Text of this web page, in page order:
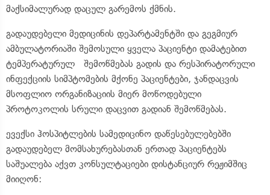
მაქსიმალურად დაცულ გარემოს ქმნის.
გადაუდებელი მედიცინის დეპარტამენტში და გეგმიურ
ამბულატორიაში შემოსული ყველა პაციენტი დამატებით
ტემპერატურულ შემოწმებას გადის და რესპირატორული
ინფექციის სიმპტომების მქონე პაციენტები, ჯანდაცვის
მსოფლიო ორგანიზაციის მიერ მოწოდებული
პროტოკოლის სრული დაცვით გადიან შემოწმებას.
ევექსი ჰოსპიტლების სამედიცინო დაწესებულებებში
გადაუდებელ მომსახურებასთან ერთად პაციენტებს
საშუალება აქვთ კონსულტაციები დისტანციურ რეჟიმშიც
მიიღონ: